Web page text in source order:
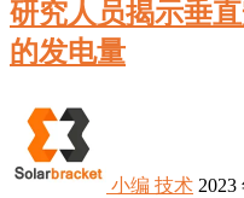
研究人员揭示垂
的发电量
小编 技术 2023